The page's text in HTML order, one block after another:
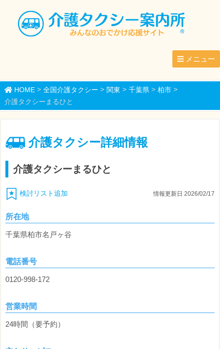
メニュー
HOME> 全国介護タクシー > 関東 > 千葉県> 柏市>
介護タクシーまるひと
介護タクシー詳細情報
介護タクシーまるひと
検討リスト追加 情報更新日 2026/02/17
所在地
千葉県柏市名戸ヶ谷
電話番号
0120-998-172
営業時間
24時間（要予約）